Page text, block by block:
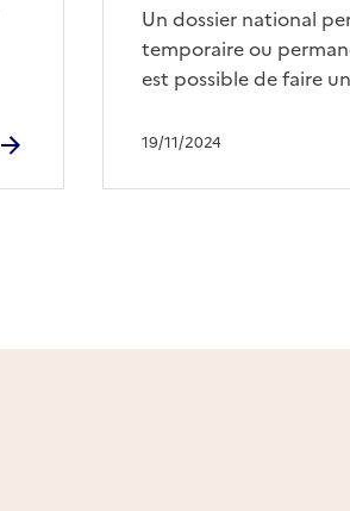
19/11/2024
Un dossier national
temporaire ou
est possible de faire